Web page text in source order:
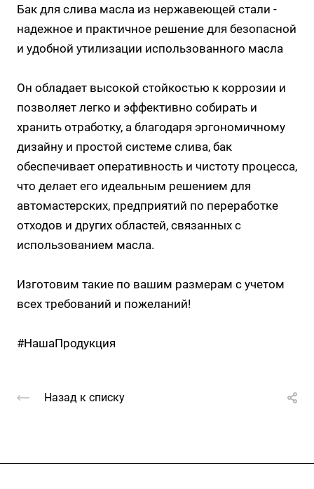
Бак для слива масла из нержавеющей стали -
надежное и практичное решение для безопасной
и удобной утилизации использованного масла
Он обладает высокой стойкостью к коррозии и
позволяет легко и эффективно собирать и
хранить отработку, а благодаря эргономичному
дизайну и простой системе слива, бак
обеспечивает оперативность и чистоту процесса,
что делает его идеальным решением для
автомастерских, предприятий по переработке
отходов и других областей, связанных с
использованием масла.
Изготовим такие по вашим размерам с учетом
всех требований и пожеланий!
#НашаПродукция
Назад к списку